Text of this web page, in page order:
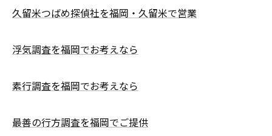
久留米つばめ探偵社を福岡・久留米で営業
浮気調査を福岡でお考えなら
素行調査を福岡でお考えなら
最善の行方調査を福岡でご提供